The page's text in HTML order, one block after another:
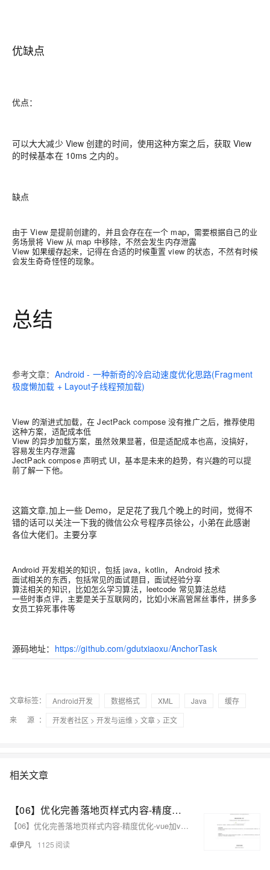
优缺点
优点：
可以大大减少 View 创建的时间，使用这种方案之后，获取 View
的时候基本在 10ms 之内的。
缺点
由于 View 是提前创建的，并且会存在在一个 map，需要根据自己的业
务场景将 View 从 map 中移除，不然会发生内存泄露
View 如果缓存起来，记得在合适的时候重置 view 的状态，不然有时候
会发生奇奇怪怪的现象。
总结
参考文章： Android - 一种新奇的冷启动速度优化思路(Fragment
极度懒加载 + Layout子线程预加载)
View 的渐进式加载，在 JectPack compose 没有推广之后，推荐使用
这种方案，适配成本低
View 的异步加载方案，虽然效果显著，但是适配成本也高，没搞好，
容易发生内存泄露
JectPack compose 声明式 UI，基本是未来的趋势，有兴趣的可以提
前了解一下他。
这篇文章,加上一些 Demo，足足花了我几个晚上的时间，觉得不
错的话可以关注一下我的微信公众号程序员徐公，小弟在此感谢
各位大佬们。主要分享
Android 开发相关的知识，包括 java，kotlin， Android 技术
面试相关的东西，包括常见的面试题目，面试经验分享
算法相关的知识，比如怎么学习算法，leetcode 常见算法总结
一些时事点评，主要是关于互联网的，比如小米高管屌丝事件，拼多多
女员工猝死事件等
源码地址： https://github.com/gdutxiaoxu/AnchorTask
文章标签： Android开发 数据格式 XML Java
缓存
来 源：
开发者社区 > 开发与运维 > 文章 > 正文
相关文章
【06】优化完善落地页样式内容-精度优化-vue加vite开发实战-做一个非常漂亮的APP下载落地页-支持PC和H5自适应提供安卓苹果鸿蒙下载和网页端访问-优雅草卓伊凡
【06】优化完善落地页样式内容-精度优化-vue加vite开发实战-做一个非常漂亮的APP下载落地页-支持PC和H5自适应提供安卓苹果鸿蒙下载和网页端访问-优雅草卓伊凡
卓伊凡 1125